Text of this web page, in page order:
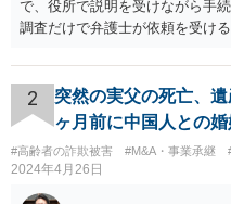
で、役所で説明を受けながら手
調査だけで弁護士が依頼を受け
ょう。
2
突然の実父の死亡、
ヶ月前に中国人との
#高齢者の詐欺被害 #M&A・事業承継
2024年4月26日